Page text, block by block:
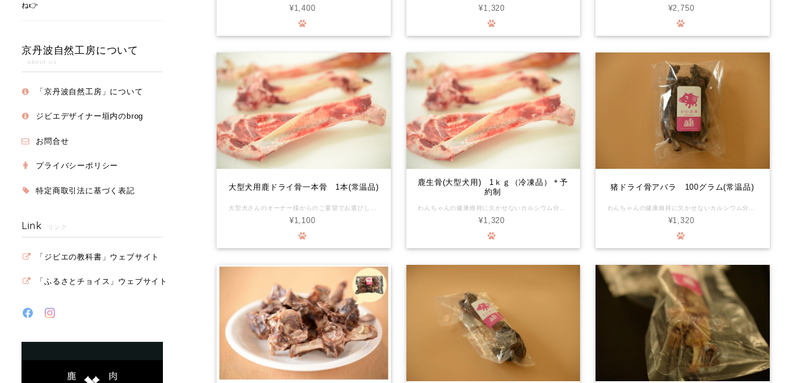
ね👉
京丹波自然工房について
about us
「京丹波自然工房」について
ジビエデザイナー垣内のbrog
お問合せ
プライバシーポリシー
特定商取引法に基づく表記
Link リンク
「ジビエの教科書」ウェブサイト
「ふるさとチョイス」ウェブサイト
¥1,400 ¥1,320 ¥2,750
大型犬用鹿ドライ骨一本骨 1本(常温品)
¥1,100
鹿生骨(大型犬用) 1ｋｇ（冷凍品）＊予
約制
¥1,320
猪ドライ骨アバラ 100グラム(常温品)
¥1,320